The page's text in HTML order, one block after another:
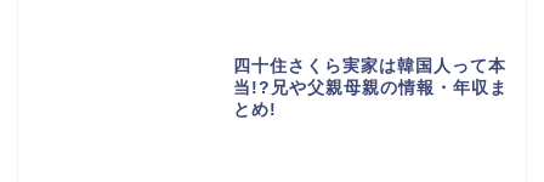
四十住さくら実家は韓国人って本
当!?兄や父親母親の情報・年収ま
とめ!